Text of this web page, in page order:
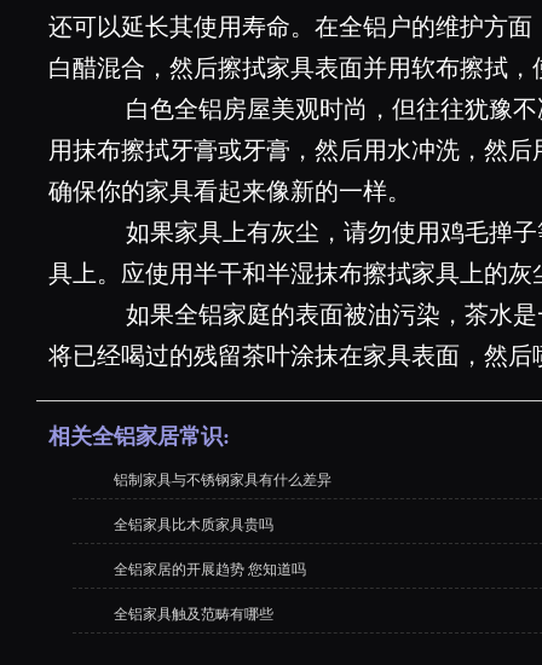
还可以延长其使用寿命。在全铝户的维护方
白醋混合，然后擦拭家具表面并用软布擦拭，
白色全铝房屋美观时尚，但往往犹豫不
用抹布擦拭牙膏或牙膏，然后用水冲洗，然
确保你的家具看起来像新的一样。
如果家具上有灰尘，请勿使用鸡毛掸子
具上。应使用半干和半湿抹布擦拭家具上的
如果全铝家庭的表面被油污染，茶水是
将已经喝过的残留茶叶涂抹在家具表面，然
相关全铝家居常识:
铝制家具与不锈钢家具有什么差异
全铝家具比木质家具贵吗
全铝家居的开展趋势 您知道吗
全铝家具触及范畴有哪些